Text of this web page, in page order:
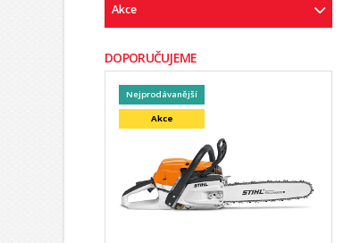
Akce
DOPORUČUJEME
Nejprodávanější
Akce